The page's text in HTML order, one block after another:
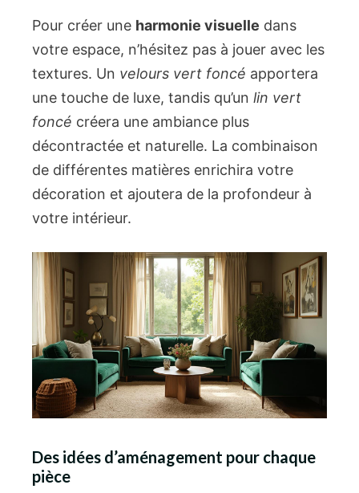
Pour créer une harmonie visuelle dans
votre espace, n’hésitez pas à jouer avec les
textures. Un velours vert foncé apportera
une touche de luxe, tandis qu’un lin vert
foncé créera une ambiance plus
décontractée et naturelle. La combinaison
de différentes matières enrichira votre
décoration et ajoutera de la profondeur à
votre intérieur.
Des idées d’aménagement pour chaque
pièce